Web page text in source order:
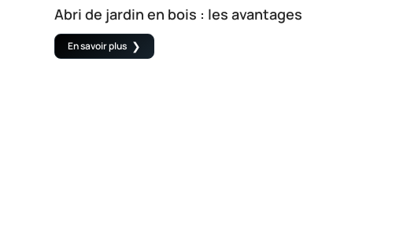
Abri de jardin en bois : les avantages
En savoir plus